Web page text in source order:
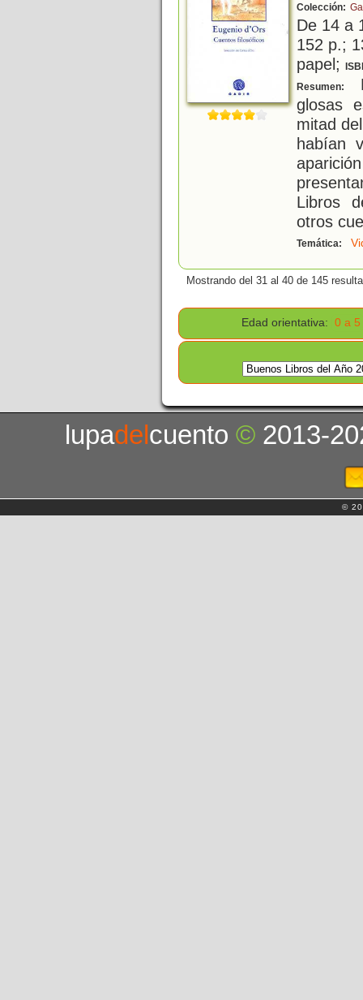
Colección:
De 14 a
152 p.;
papel;
Resumen:
glosas
mitad
habían
Libros
otros
Temática:
Mostrando del 31 al 40 de 145
Edad orientativa: 0 a 5
lupadelcuento© 2013-
©